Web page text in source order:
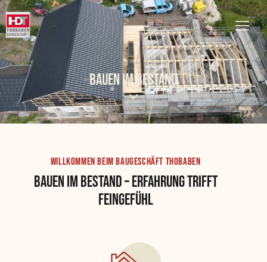
BAUEN IM BESTAND
WILLKOMMEN BEIM BAUGESCHÄFT THOBABEN
BAUEN IM BESTAND – ERFAHRUNG TRIFFT
FEINGEFÜHL